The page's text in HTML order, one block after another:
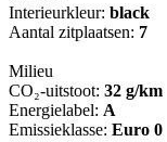
Interieurkleur: black
Aantal zitplaatsen: 7
Milieu
CO₂-uitstoot: 32 g/km
Energielabel: A
Emissieklasse: Euro 0